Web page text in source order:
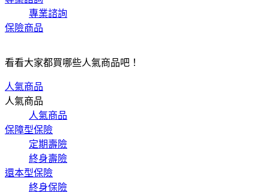
專業諮詢
保險商品
看看大家都買哪些人氣商品吧！
人氣商品
人氣商品
人氣商品
保障型保險
定期壽險
終身壽險
還本型保險
終身保險